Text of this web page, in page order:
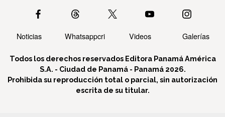
Noticias Whatsappcri Videos Galerías
Todos los derechos reservados Editora Panamá América
S.A. - Ciudad de Panamá - Panamá 2026.
Prohibida su reproducción total o parcial, sin autorización
escrita de su titular.